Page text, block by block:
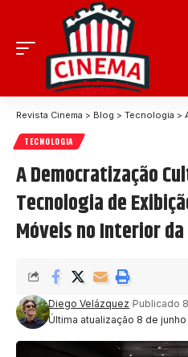
Revista Cinema > Blog > Tecnologia >
TECNOLOGIA
A Democratização
Tecnologia de
Móveis no Interior
Última atualização 8 de
Diego Velázquez Publicado